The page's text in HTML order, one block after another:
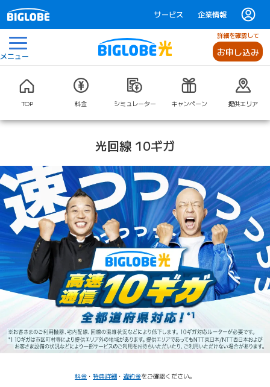
サービス 企業情報
メニュー
詳細を確認して
お申し込み
TOP 料金 シミュレーター キャンペーン 提供エリア
光回線 10ギガ
料金 ・ 特典詳細 ・ 違約金をご確認ください。